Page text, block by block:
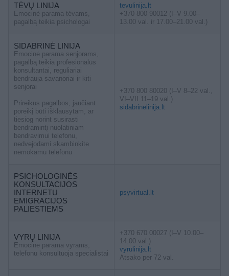
TĖVŲ LINIJA
Emocinė parama tėvams,
pagalbą teikia psichologai
tevulinija.lt
+370 800 90012 (I–V 9.00–
13.00 val. ir 17.00–21.00 val.)
SIDABRINĖ LINIJA
Emocinė parama senjorams,
pagalbą teikia profesionalūs
konsultantai, reguliariai
bendrauja savanoriai ir kiti
senjorai
Prireikus pagalbos, jaučiant
poreikį būti išklausytam, ar
tiesiog norint susirasti
bendramintį nuolatiniam
bendravimui telefonu,
nedvejodami skambinkite
nemokamu telefonu
+370 800 80020 (I–V 8–22 val.,
VI–VII 11–19 val.)
sidabrinelinija.lt
PSICHOLOGINĖS
KONSULTACIJOS
INTERNETU
EMIGRACIJOS
PALIESTIEMS
psyvirtual.lt
VYRŲ LINIJA
Emocinė parama vyrams,
telefonu konsultuoja specialistai
+370 670 00027 (I–V 10.00–
14.00 val.)
vyrulinija.lt
Atsako per 72 val.